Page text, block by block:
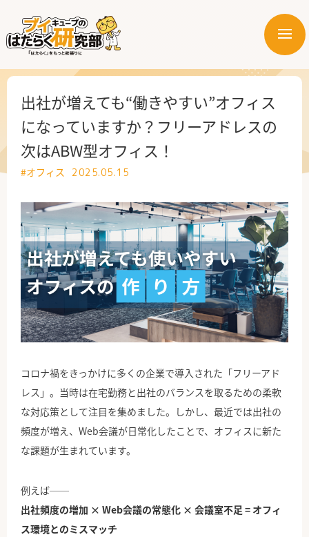
メ
ー
はたらく部署
はたらく課題
はたらく製品・サービス
公式X
公式Facebook
出社が増えても“働きやすい”オフィス
になっていますか？フリーアドレスの
次はABW型オフィス！
#オフィス 2025.05.15
コロナ禍をきっかけに多くの企業で導入された「フリーアド
レス」。当時は在宅勤務と出社のバランスを取るための柔軟
な対応策として注目を集めました。しかし、最近では出社の
頻度が増え、Web会議が日常化したことで、オフィスに新た
な課題が生まれています。
例えば──
出社頻度の増加 × Web会議の常態化 × 会議室不足 = オフィ
ス環境とのミスマッチ